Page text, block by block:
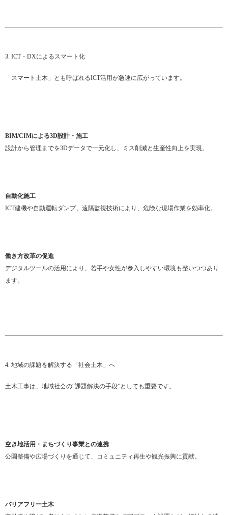
3. ICT・DXによるスマート化
「スマート土木」とも呼ばれるICT活用が急速に広がっています。
BIM/CIMによる3D設計・施工
設計から管理までを3Dデータで一元化し、ミス削減と生産性向上を実現。
自動化施工
ICT建機や自動運転ダンプ、遠隔監視技術により、危険な現場作業を効率化。
働き方改革の促進
デジタルツールの活用により、若手や女性が参入しやすい環境も整いつつあり
ます。
4. 地域の課題を解決する「社会土木」へ
土木工事は、地域社会の“課題解決の手段”としても重要です。
空き地活用・まちづくり事業との連携
公園整備や広場づくりを通じて、コミュニティ再生や観光振興に貢献。
バリアフリー土木